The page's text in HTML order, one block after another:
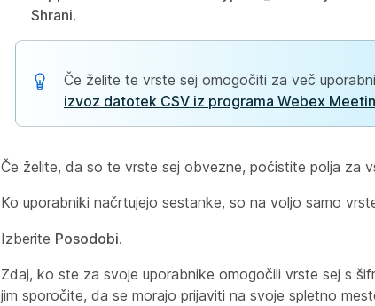
Shrani.
Če želite te vrste sej omogočiti za več
izvoz datotek CSV iz programa Webex
Če želite, da so te vrste sej obvezne, počistite polja za
Ko uporabniki načrtujejo sestanke, so na voljo samo
Izberite Posodobi.
Zdaj, ko ste za svoje uporabnike omogočili vrste sej s
jim sporočite, da se morajo prijaviti na svoje spletno